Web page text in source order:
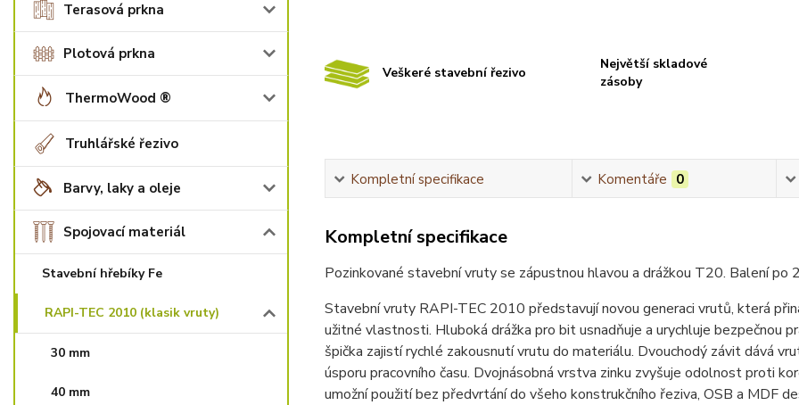
Terasová prkna
Plotová prkna
ThermoWood ®
Truhlářské řezivo
Barvy, laky a oleje
Spojovací materiál
Stavební hřebíky Fe
RAPI-TEC 2010 (klasik vruty)
30 mm
40 mm
Veškeré stavební řezivo
Největší skladové
zásoby
Kompletní specifikace Komentáře 0
Kompletní specifikace
Pozinkované stavební vruty se zápustnou hlavou a drážkou T20. Balení po
Stavební vruty RAPI-TEC 2010 představují novou generaci vrutů, která
užitné vlastnosti. Hluboká drážka pro bit usnadňuje a urychluje bezpečnou
špička zajistí rychlé zakousnutí vrutu do materiálu. Dvouchodý závit dává
úsporu pracovního času. Dvojnásobná vrstva zinku zvyšuje odolnost proti
umožní použití bez předvrtání do všeho konstrukčního řeziva, OSB a MDF